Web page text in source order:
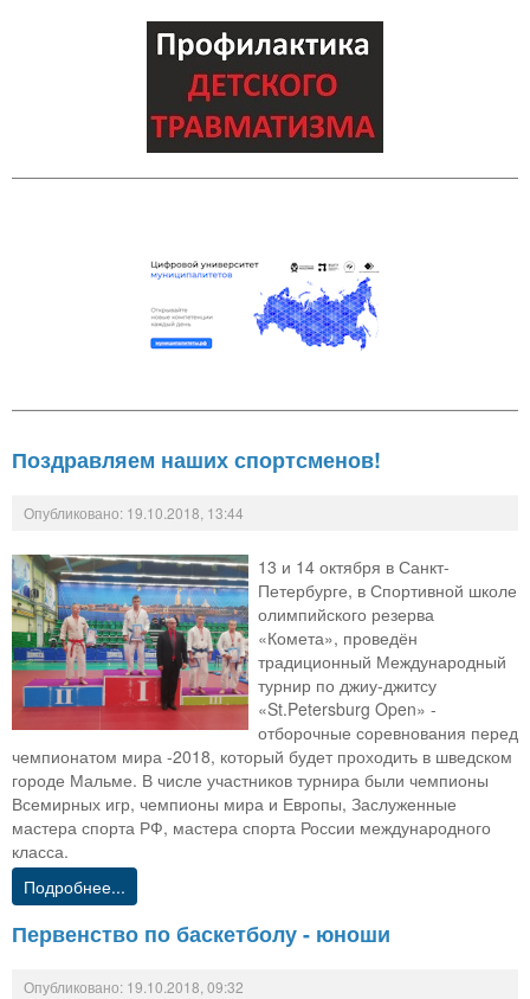
Поздравляем наших спортсменов!
Опубликовано: 19.10.2018, 13:44
13 и 14 октября в Санкт-
Петербурге, в Спортивной школе
олимпийского резерва
«Комета», проведён
традиционный Международный
турнир по джиу-джитсу
«St.Petersburg Open» -
отборочные соревнования перед
чемпионатом мира -2018, который будет проходить в шведском
городе Мальме. В числе участников турнира были чемпионы
Всемирных игр, чемпионы мира и Европы, Заслуженные
мастера спорта РФ, мастера спорта России международного
класса.
Подробнее...
Первенство по баскетболу - юноши
Опубликовано: 19.10.2018, 09:32